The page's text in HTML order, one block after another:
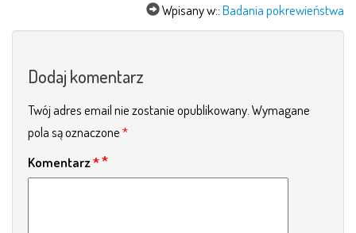
Wpisany w::Badania pokrewieństwa
Dodaj komentarz
Twój adres email nie zostanie opublikowany. Wymagane
pola są oznaczone*
Komentarz*